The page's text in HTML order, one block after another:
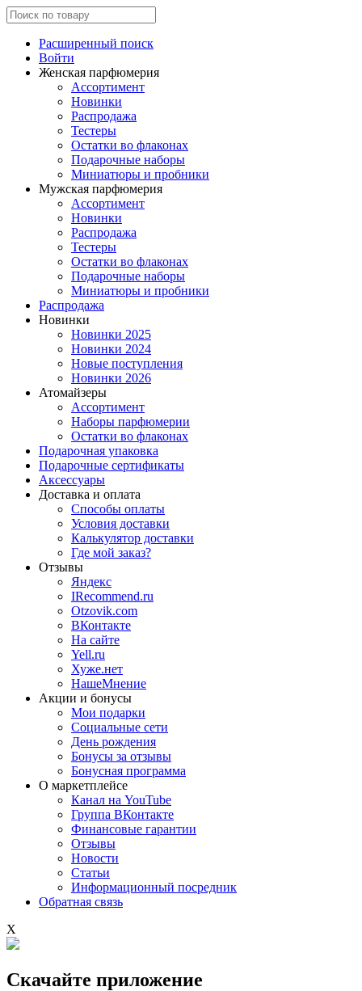
Расширенный поиск
Войти
Женская парфюмерия
Ассортимент
Новинки
Распродажа
Тестеры
Остатки во флаконах
Подарочные наборы
Миниатюры и пробники
Мужская парфюмерия
Ассортимент
Новинки
Распродажа
Тестеры
Остатки во флаконах
Подарочные наборы
Миниатюры и пробники
Распродажа
Новинки
Новинки 2025
Новинки 2024
Новые поступления
Новинки 2026
Атомайзеры
Ассортимент
Наборы парфюмерии
Остатки во флаконах
Подарочная упаковка
Подарочные сертификаты
Аксессуары
Доставка и оплата
Способы оплаты
Условия доставки
Калькулятор доставки
Где мой заказ?
Отзывы
Яндекс
IRecommend.ru
Otzovik.com
ВКонтакте
На сайте
Yell.ru
Хуже.нет
НашеМнение
Акции и бонусы
Мои подарки
Социальные сети
День рождения
Бонусы за отзывы
Бонусная программа
О маркетплейсе
Канал на YouTube
Группа ВКонтакте
Финансовые гарантии
Отзывы
Новости
Статьи
Информационный посредник
Обратная связь
X
Скачайте приложение